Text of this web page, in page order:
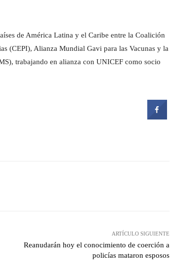
de América Latina y el Caribe entre la Coalición
(CEPI), Alianza Mundial Gavi para las Vacunas y la
trabajando en alianza con UNICEF como socio
ARTÍCULO SIGUIENTE
Reanudarán hoy el conocimiento de coerción a
policías mataron esposos